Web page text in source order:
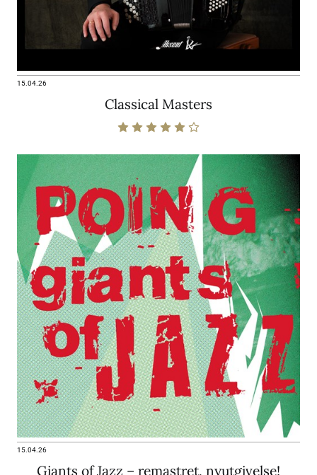
15.04.26
Classical Masters
15.04.26
Giants of Jazz – remastret, nyutgivelse!